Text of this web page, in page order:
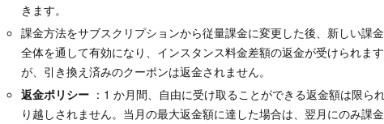
きます。
課金方法をサブスクリプションから従量課金に変更した後、新しい課
全体を通して有効になり、インスタンス料金差額の返金が受けられま
が、引き換え済みのクーポンは返金されません。
返金ポリシー ：1 か月間、自由に受け取ることができる返金額は限ら
り越しされません。当月の最大返金額に達した場合は、翌月にのみ課